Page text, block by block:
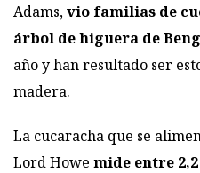
Adams,vio familias de
árbol de higuera de
año y han resultado ser
madera.
La cucaracha que se
Lord Howe mide entre